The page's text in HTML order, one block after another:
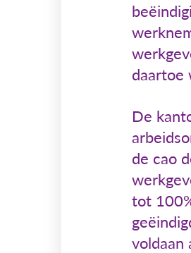
daartoe
De
de cao
tot
voldaan